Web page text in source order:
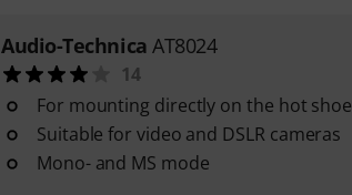
Audio-Technica AT8024
14
For mounting directly on the hot shoe
Suitable for video and DSLR cameras
Mono- and MS mode